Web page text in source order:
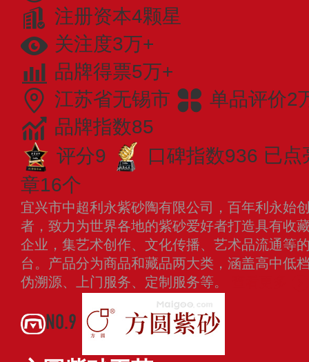
注册资本4颗星
关注度3万+
品牌得票5万+
江苏省无锡市
单品评价2
品牌指数85
评分9
口碑指数936 已点
章16个
宜兴市中超利永紫砂陶有限公司，百年利永始
者，致力为世界各地的紫砂爱好者打造具有收
企业，集艺术创作、文化传播、艺术品流通等
台。产品分为商品和藏品两大类，涵盖高中低
伪溯源、上门服务、定制服务等。
NO.9